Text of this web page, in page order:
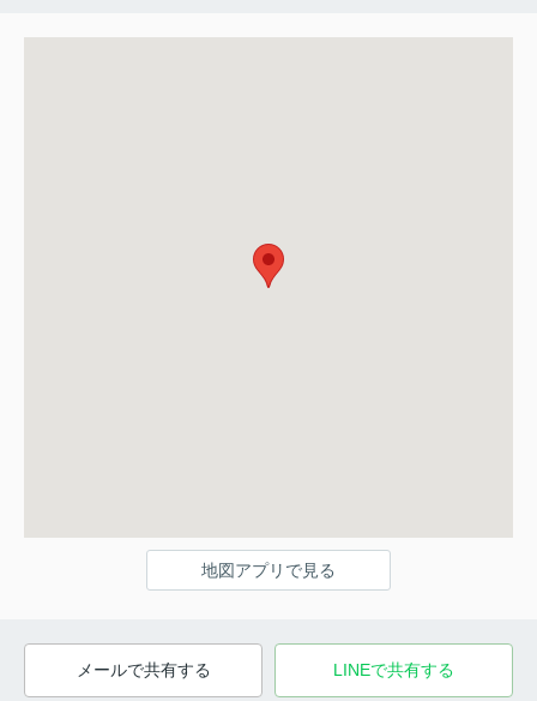
地図アプリで見る
メールで共有する LINEで共有する